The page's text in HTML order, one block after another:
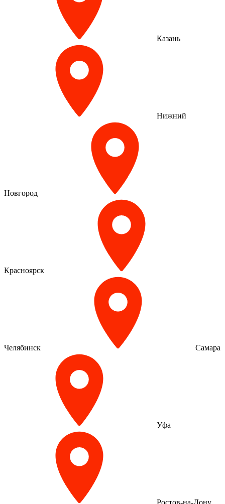
Казань
Нижний
Новгород
Красноярск
Челябинск Самара
Уфа
Ростов-на-Дону